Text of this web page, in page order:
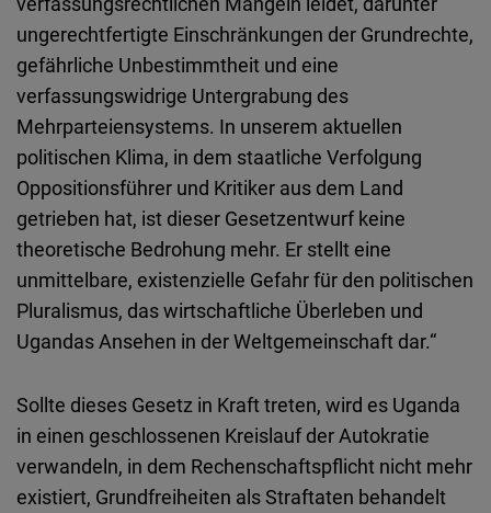
ungerechtfertigte Einschränkungen der Grundrechte,
gefährliche Unbestimmtheit und eine
verfassungswidrige Untergrabung des
Mehrparteiensystems. In unserem aktuellen
politischen Klima, in dem staatliche Verfolgung
Oppositionsführer und Kritiker aus dem Land
getrieben hat, ist dieser Gesetzentwurf keine
theoretische Bedrohung mehr. Er stellt eine
unmittelbare, existenzielle Gefahr für den politischen
Pluralismus, das wirtschaftliche Überleben und
Ugandas Ansehen in der Weltgemeinschaft dar.“
Sollte dieses Gesetz in Kraft treten, wird es Uganda
in einen geschlossenen Kreislauf der Autokratie
verwandeln, in dem Rechenschaftspflicht nicht mehr
existiert, Grundfreiheiten als Straftaten behandelt